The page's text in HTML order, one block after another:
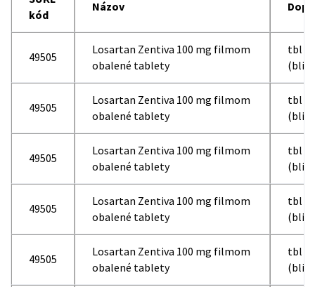
kód
Názov
49505
Losartan Zentiva 100 mg filmom
obalené tablety
tbl
49505
Losartan Zentiva 100 mg filmom
obalené tablety
tbl
49505
Losartan Zentiva 100 mg filmom
obalené tablety
tbl
49505
Losartan Zentiva 100 mg filmom
obalené tablety
tbl
49505
Losartan Zentiva 100 mg filmom
obalené tablety
tbl